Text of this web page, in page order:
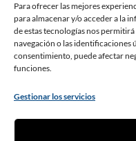
Para ofrecer las mejores
para almacenar y/o acceder a la
de estas tecnologías nos
navegación o las identificaciones
consentimiento, puede afectar
funciones.
Gestionar los servicios
Política de cookies (UE)
Imagen corporativa
Dossier de